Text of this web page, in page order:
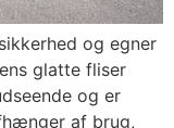
og egner
glatte fliser
og er
af brug,